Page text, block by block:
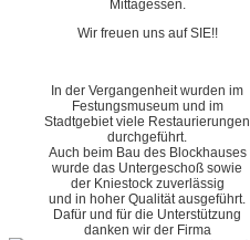
Mittagessen.
Wir freuen uns auf SIE!!
In der Vergangenheit wurden im
Festungsmuseum und im
Stadtgebiet viele Restaurierungen
durchgeführt.
Auch beim Bau des Blockhauses
wurde das Untergeschoß sowie
der Kniestock zuverlässig
und in hoher Qualität ausgeführt.
Dafür und für die Unterstützung
danken wir der Firma